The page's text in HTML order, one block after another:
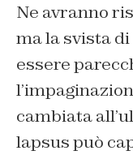
Ne avranno
ma la svista
essere
cambiata
lapsus può